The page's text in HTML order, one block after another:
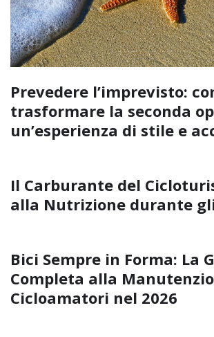
Prevedere l’imprevisto:
trasformare la seconda
un’esperienza di stile e
Il Carburante del
alla Nutrizione durante
Bici Sempre in Forma: La
Completa alla
Cicloamatori nel 2026